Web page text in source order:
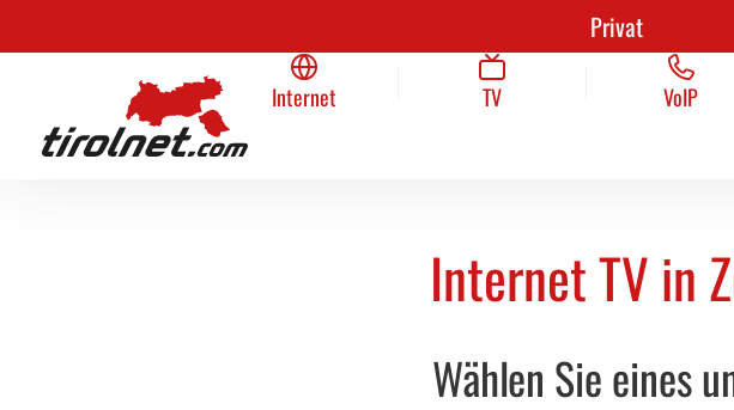
Privat
Internet TV VoIP
Internet TV in
Wählen Sie eines